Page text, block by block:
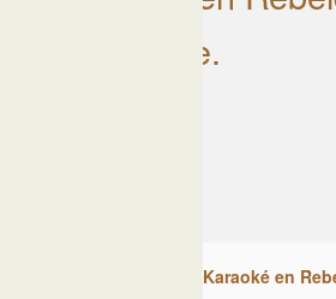
Karaoké en